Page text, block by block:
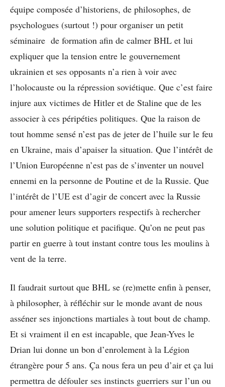
équipe composée d’historiens, de philosophes, de
psychologues (surtout !) pour organiser un petit
séminaire de formation afin de calmer BHL et lui
expliquer que la tension entre le gouvernement
ukrainien et ses opposants n’a rien à voir avec
l’holocauste ou la répression soviétique. Que c’est faire
injure aux victimes de Hitler et de Staline que de les
associer à ces péripéties politiques. Que la raison de
tout homme sensé n’est pas de jeter de l’huile sur le feu
en Ukraine, mais d’apaiser la situation. Que l’intérêt de
l’Union Européenne n’est pas de s’inventer un nouvel
ennemi en la personne de Poutine et de la Russie. Que
l’intérêt de l’UE est d’agir de concert avec la Russie
pour amener leurs supporters respectifs à rechercher
une solution politique et pacifique. Qu’on ne peut pas
partir en guerre à tout instant contre tous les moulins à
vent de la terre.
Il faudrait surtout que BHL se (re)mette enfin à penser,
à philosopher, à réfléchir sur le monde avant de nous
asséner ses injonctions martiales à tout bout de champ.
Et si vraiment il en est incapable, que Jean-Yves le
Drian lui donne un bon d’enrolement à la Légion
étrangère pour 5 ans. Ça nous fera un peu d’air et ça lui
permettra de défouler ses instincts guerriers sur l’un ou